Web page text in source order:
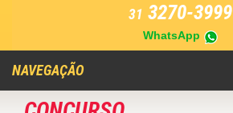
31 3270-3999
WhatsApp
NAVEGAÇÃO